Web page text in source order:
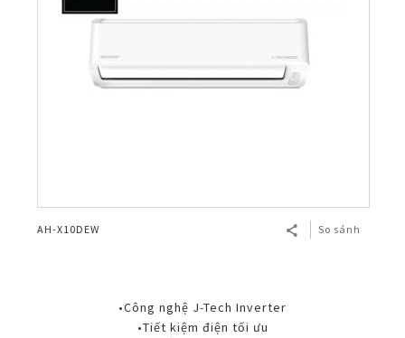
AH-X10DEW So sánh
•Công nghệ J-Tech Inverter
•Tiết kiệm điện tối ưu